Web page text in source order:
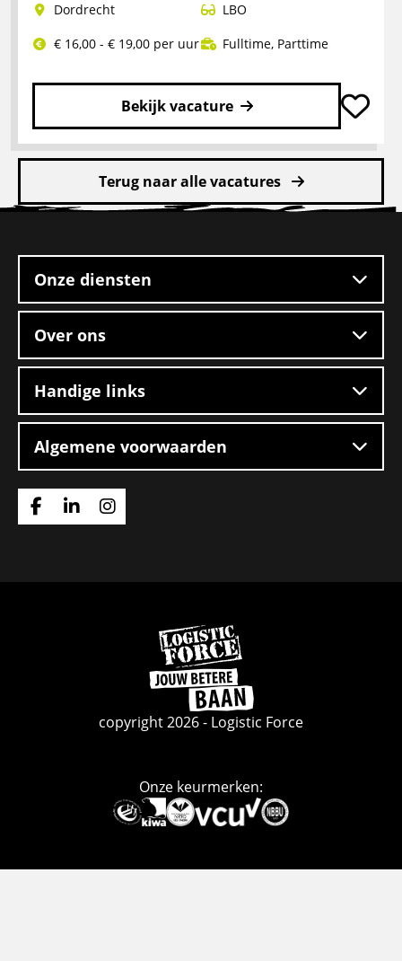
auto
van
de
zaak
Dordrecht
LBO
€ 16,00 - € 19,00 per uur
Fulltime, Parttime
Bekijk vacature
Lees
meer
Verhuizer
zaak
Terug naar alle vacatures
footer
Onze diensten
Over ons
Handige links
Algemene voorwaarden
Ga
Ga
Ga
Ga
naar
de
homepage
copyright 2026 - Logistic Force
Onze keurmerken:
Deze
link
naar